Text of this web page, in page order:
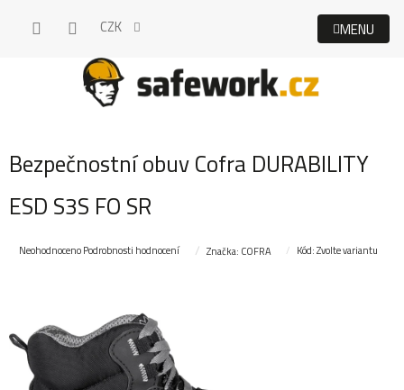
CZK
Bezpečnostní obuv Cofra DURABILITY
ESD S3S FO SR
Průměrné
0,0
NeohodnocenoPodrobnosti hodnocení Značka: COFRA Kód:Zvolte variantu